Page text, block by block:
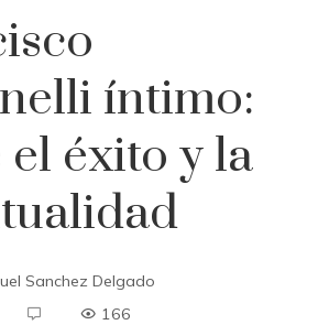
íntimo:
el éxito y la
Sanchez Delgado
166